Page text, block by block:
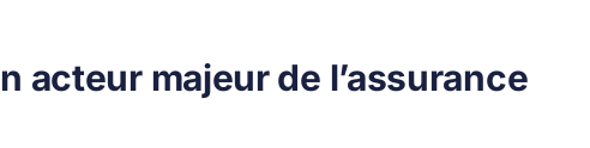
acteur majeur de l’assurance